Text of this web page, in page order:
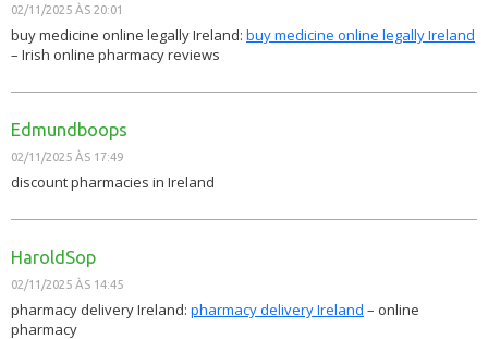
02/11/2025 ÀS 20:01
buy medicine online legally Ireland: buy medicine online legally Ireland
– Irish online pharmacy reviews
Edmundboops
02/11/2025 ÀS 17:49
discount pharmacies in Ireland
HaroldSop
02/11/2025 ÀS 14:45
pharmacy delivery Ireland: pharmacy delivery Ireland – online
pharmacy